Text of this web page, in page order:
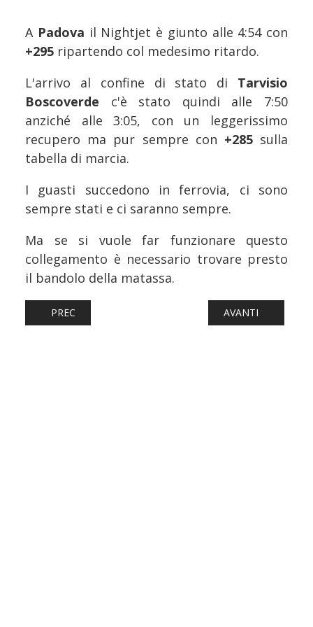
A Padova il Nightjet è giunto alle 4:54 con
+295 ripartendo col medesimo ritardo.
L'arrivo al confine di stato di Tarvisio
Boscoverde c'è stato quindi alle 7:50
anziché alle 3:05, con un leggerissimo
recupero ma pur sempre con +285sulla
tabella di marcia.
I guasti succedono in ferrovia, ci sono
sempre stati e ci saranno sempre.
Ma se si vuole far funzionare questo
collegamento è necessario trovare presto
il bandolo della matassa.
ARTICOLO PRECEDENTE: FERROVIE: SECONDO
PREC ARTICOLO
AVANTI